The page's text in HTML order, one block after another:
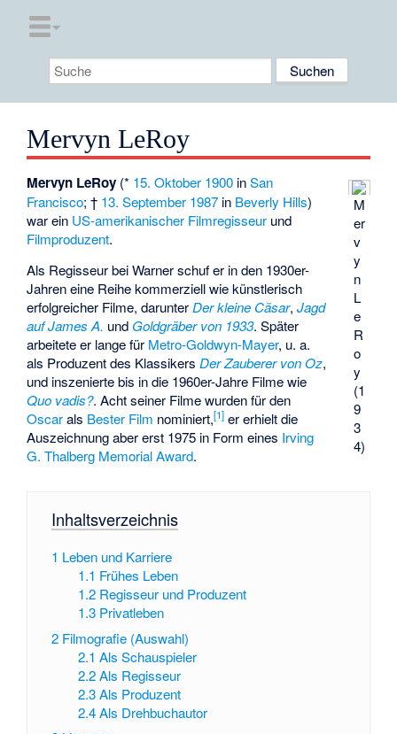
Mervyn LeRoy
M
er
v
y
n
L
e
R
o
y
(1
9
3
4)
Mervyn LeRoy (* 15. Oktober 1900 inSan
Francisco; † 13. September 1987 in Beverly Hills)
war ein US-amerikanischer Filmregisseur und
Filmproduzent.
Als Regisseur bei Warner schuf er in den 1930er-
Jahren eine Reihe kommerziell wie künstlerisch
erfolgreicher Filme, darunterDer kleine Cäsar,Jagd
auf James A. und Goldgräber von 1933. Später
arbeitete er lange für Metro-Goldwyn-Mayer, u. a.
als Produzent des KlassikersDer Zauberer von Oz,
und inszenierte bis in die 1960er-Jahre Filme wie
Quo vadis?. Acht seiner Filme wurden für den
Oscarals Bester Film nominiert,[1] er erhielt die
Auszeichnung aber erst 1975 in Form eines Irving
G. Thalberg Memorial Award.
Inhaltsverzeichnis
1 Leben und Karriere
1.1 Frühes Leben
1.2 Regisseur und Produzent
1.3 Privatleben
2 Filmografie (Auswahl)
2.1 Als Schauspieler
2.2 Als Regisseur
2.3 Als Produzent
2.4 Als Drehbuchautor